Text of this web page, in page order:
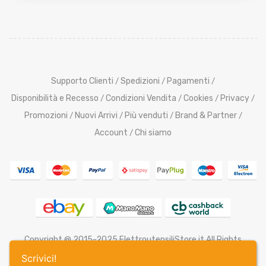
Supporto Clienti / Spedizioni / Pagamenti /
Disponibilità e Recesso / Condizioni Vendita / Cookies / Privacy /
Promozioni / Nuovi Arrivi / Più venduti / Brand & Partner /
Account / Chi siamo
Copyright @ 2015-2025 ElettroutensiliStore.it All Rights
Scrivici!